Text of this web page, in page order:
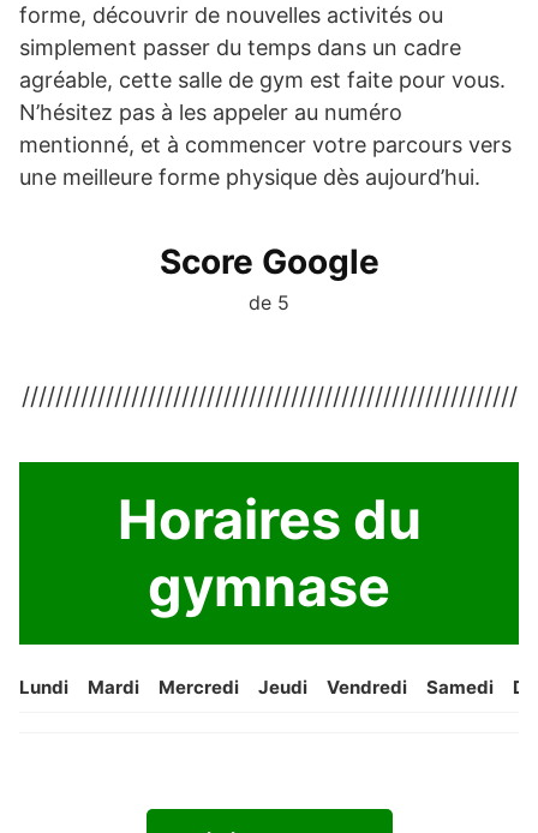
forme, découvrir de nouvelles activités ou
simplement passer du temps dans un cadre
agréable, cette salle de gym est faite pour vous.
N’hésitez pas à les appeler au numéro
mentionné, et à commencer votre parcours vers
une meilleure forme physique dès aujourd’hui.
Score Google
de 5
///////////////////////////////////////////////////////////
Horaires du
gymnase
Lundi Mardi Mercredi Jeudi Vendredi Samedi